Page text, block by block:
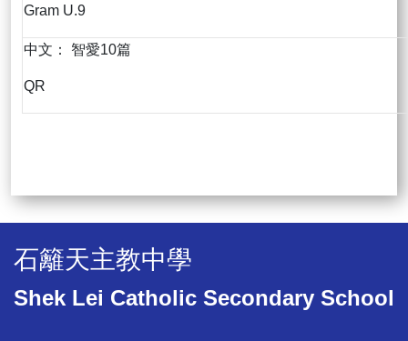
Gram U.9
中文： 智愛10篇
QR
石籬天主教中學
Shek Lei Catholic Secondary School